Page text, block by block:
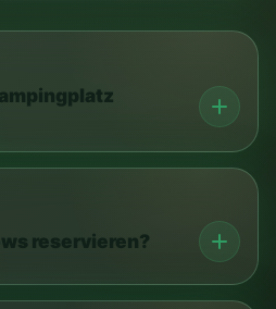
reservieren?